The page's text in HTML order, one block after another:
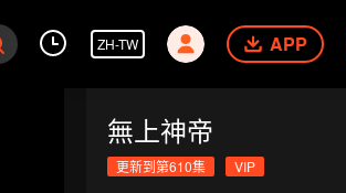
ZH-TW APP
無上神帝
更新到第610集 VIP